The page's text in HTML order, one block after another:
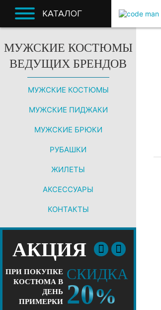
КАТАЛОГ
МУЖСКИЕ КОСТЮМЫ
ВЕДУЩИХ БРЕНДОВ
МУЖСКИЕ КОСТЮМЫ
МУЖСКИЕ ПИДЖАКИ
МУЖСКИЕ БРЮКИ
РУБАШКИ
ЖИЛЕТЫ
АКСЕССУАРЫ
КОНТАКТЫ
АКЦИЯ
ПРИ ПОКУПКЕ
КОСТЮМА В
ДЕНЬ
ПРИМЕРКИ
СКИДКА
20%